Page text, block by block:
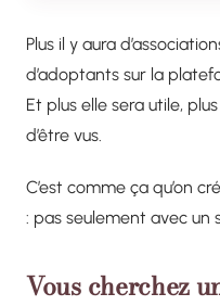
Plus il y aura
d’adoptants sur la
Et plus elle sera utile,
d’être vus.
C’est comme ça qu’on
: pas seulement avec un
Vous cherchez